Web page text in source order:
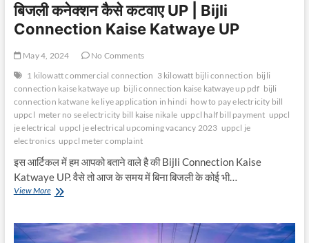
बिजली कनेक्शन कैसे कटवाए UP | Bijli
Connection Kaise Katwaye UP
May 4, 2024
No Comments
1 kilowatt commercial connection 3 kilowatt bijli connection bijli
connection kaise katwaye up bijli connection kaise katwaye up pdf bijli
connection katwane ke liye application in hindi how to pay electricity bill
uppcl meter no se electricity bill kaise nikale uppcl half bill payment uppcl
je electrical uppcl je electrical upcoming vacancy 2023 uppcl je
electronics uppcl meter complaint
इस आर्टिकल में हम आपको बताने वाले है की Bijli Connection Kaise
Katwaye UP. वैसे तो आज के समय में बिना बिजली के कोई भी…
View Moreबिजली
कटवाए
UP